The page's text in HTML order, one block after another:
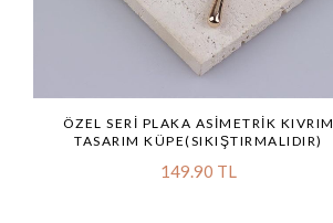
ÖZEL SERI PLAKA ASIMETRIK KIVRIM
TASARIM KÜPE(SIKIŞTIRMALIDIR)
149.90 TL